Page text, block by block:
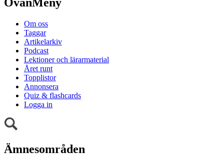
Om oss
Taggar
Artikelarkiv
Podcast
Lektioner och lärarmaterial
Året runt
Topplistor
Annonsera
Quiz & flashcards
Logga in
Ämnesområden